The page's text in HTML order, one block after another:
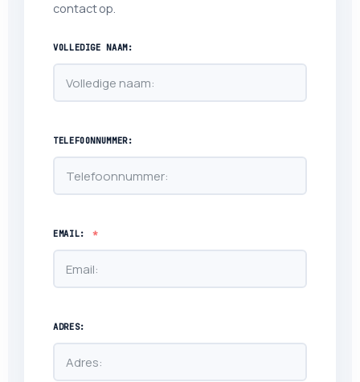
contact op.
VOLLEDIGE NAAM:
TELEFOONNUMMER:
EMAIL:
ADRES: